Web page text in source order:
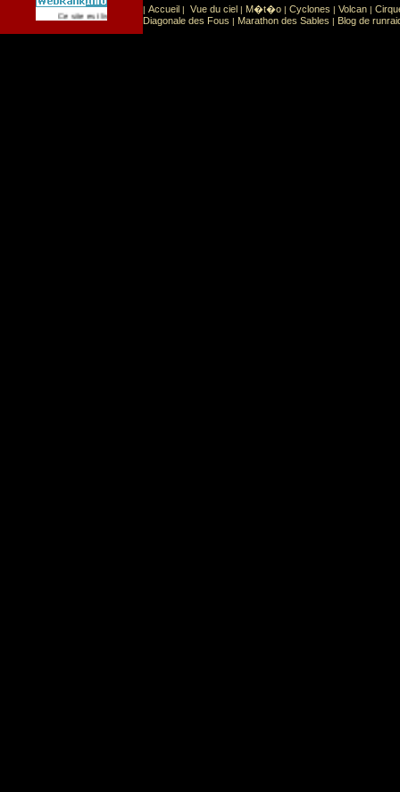
Ce site est list� dans la cat�gorie Sport: Sports extr�mes
| Accueil | Vue du ciel | M�t�o | Cyclones | Volcan |
Diagonale des Fous | Marathon des Sables | Blog de